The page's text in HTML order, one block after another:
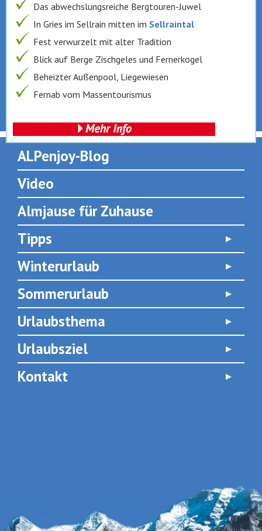
Das abwechslungsreiche Bergtouren-Juwel
In Gries im Sellrain mitten im Sellraintal
Fest verwurzelt mit alter Tradition
Blick auf Berge Zischgeles und Fernerkogel
Beheizter Außenpool, Liegewiesen
Fernab vom Massentourismus
ALPenjoy-Blog
Video
Almjause für Zuhause
Tipps
Winterurlaub
Sommerurlaub
Urlaubsthema
Urlaubsziel
Kontakt